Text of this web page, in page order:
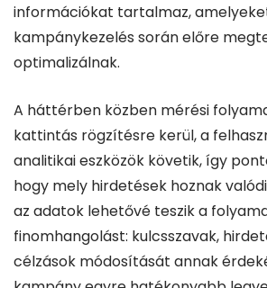
információkat tartalmaz,
kampánykezelés során előre
optimalizálnak.
A háttérben közben mérési
kattintás rögzítésre kerül, a
analitikai eszközök követik, így
hogy mely hirdetések hoznak
az adatok lehetővé teszik a
finomhangolást: kulcsszavak,
célzások módosítását annak